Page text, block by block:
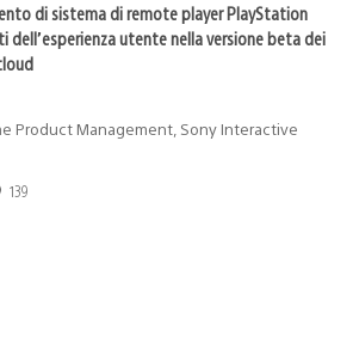
di sistema di remote player PlayStation
dell’esperienza utente nella versione beta dei
Product Management, Sony Interactive
139